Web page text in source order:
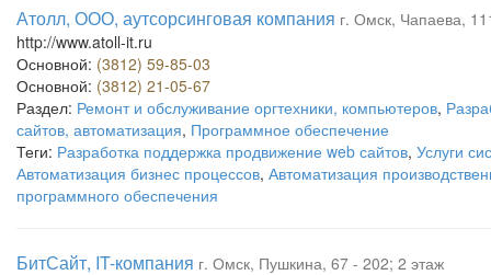
Атолл, ООО, аутсорсинговая компания г. Омск, Чапаева,
http://www.atoll-it.ru
Основной: (3812) 59-85-03
Основной: (3812) 21-05-67
Раздел: Ремонт и обслуживание оргтехники, компьютеров,
сайтов, автоматизация, Программное обеспечение
Теги: Разработка поддержка продвижение web сайтов, Услуги
Автоматизация бизнес процессов, Автоматизация
программного обеспечения
БитСайт, IT-компания г. Омск, Пушкина, 67 - 202; 2 этаж